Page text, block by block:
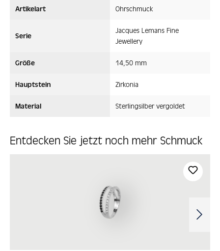
Artikelart Ohrschmuck
Serie
Jacques Lemans Fine
Jewellery
Größe 14,50 mm
Hauptstein Zirkonia
Material Sterlingsilber vergoldet
Entdecken Sie jetzt noch mehr Schmuck